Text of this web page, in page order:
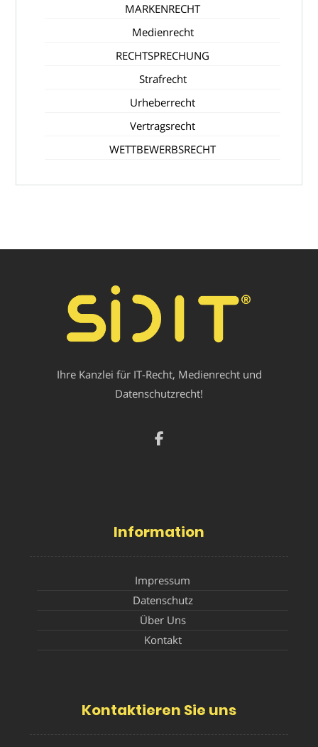
MARKENRECHT
Medienrecht
RECHTSPRECHUNG
Strafrecht
Urheberrecht
Vertragsrecht
WETTBEWERBSRECHT
Ihre Kanzlei für IT-Recht, Medienrecht und
Datenschutzrecht!
Information
Impressum
Datenschutz
Über Uns
Kontakt
Kontaktieren Sie uns